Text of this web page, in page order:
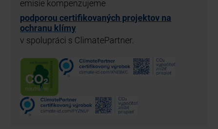
emisie kompenzujeme
podporou certifikovaných projektov na
ochranu klímy
v spolupráci s ClimatePartner.